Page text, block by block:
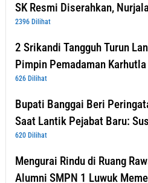
SK Resmi Diserahkan,
2396 Dilihat
2 Srikandi Tangguh Turun
Pimpin Pemadaman
626 Dilihat
Bupati Banggai Beri
Saat Lantik Pejabat Baru:
620 Dilihat
Mengurai Rindu di Ruang
Alumni SMPN 1 Luwuk